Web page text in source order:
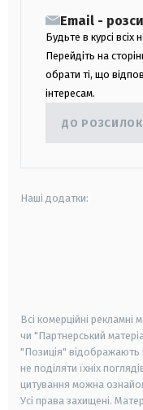
Email -
Будьте в курсі всіх
Перейдіть на
обрати ті, що
інтересам.
ДО РОЗСИЛОК
Наші додатки:
Всі комерційні рекламні
чи "Партнерський
"Позиція" відображають
не поділяти їхніх
цитування можна
Усі права захищені.